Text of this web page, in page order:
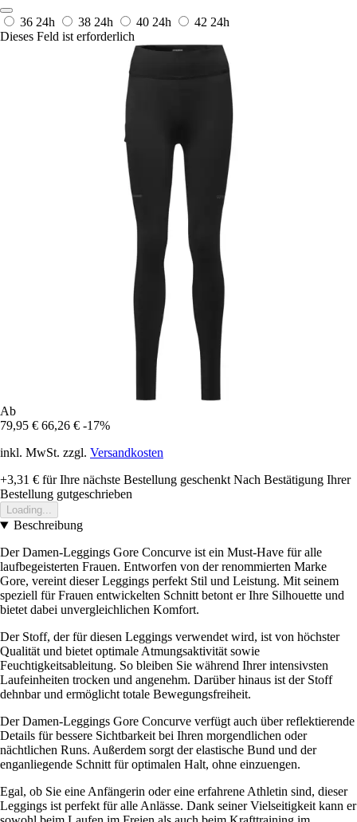
36 24h 38 24h 40 24h 42 24h
Dieses Feld ist erforderlich
Ab
79,95 € 66,26 € -17%
inkl. MwSt. zzgl. Versandkosten
+3,31 € für Ihre nächste Bestellung geschenkt Nach Bestätigung Ihrer
Bestellung gutgeschrieben
Loading...
Beschreibung
Der Damen-Leggings Gore Concurve ist ein Must-Have für alle
laufbegeisterten Frauen. Entworfen von der renommierten Marke
Gore, vereint dieser Leggings perfekt Stil und Leistung. Mit seinem
speziell für Frauen entwickelten Schnitt betont er Ihre Silhouette und
bietet dabei unvergleichlichen Komfort.
Der Stoff, der für diesen Leggings verwendet wird, ist von höchster
Qualität und bietet optimale Atmungsaktivität sowie
Feuchtigkeitsableitung. So bleiben Sie während Ihrer intensivsten
Laufeinheiten trocken und angenehm. Darüber hinaus ist der Stoff
dehnbar und ermöglicht totale Bewegungsfreiheit.
Der Damen-Leggings Gore Concurve verfügt auch über reflektierende
Details für bessere Sichtbarkeit bei Ihren morgendlichen oder
nächtlichen Runs. Außerdem sorgt der elastische Bund und der
enganliegende Schnitt für optimalen Halt, ohne einzuengen.
Egal, ob Sie eine Anfängerin oder eine erfahrene Athletin sind, dieser
Leggings ist perfekt für alle Anlässe. Dank seiner Vielseitigkeit kann er